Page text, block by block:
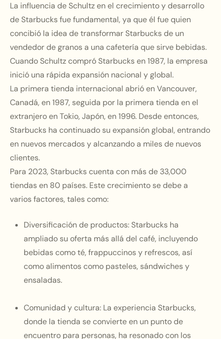
La influencia de Schultz en el crecimiento y desarrollo
de Starbucks fue fundamental, ya que él fue quien
concibió la idea de transformar Starbucks de un
vendedor de granos a una cafetería que sirve bebidas.
Cuando Schultz compró Starbucks en 1987, la empresa
inició una rápida expansión nacional y global.
La primera tienda internacional abrió en Vancouver,
Canadá, en 1987, seguida por la primera tienda en el
extranjero en Tokio, Japón, en 1996. Desde entonces,
Starbucks ha continuado su expansión global, entrando
en nuevos mercados y alcanzando a miles de nuevos
clientes.
Para 2023, Starbucks cuenta con más de 33,000
tiendas en 80 países. Este crecimiento se debe a
varios factores, tales como:
Diversificación de productos:Starbucks ha
ampliado su oferta más allá del café, incluyendo
bebidas como té, frappuccinos y refrescos, así
como alimentos como pasteles, sándwiches y
ensaladas.
Comunidad y cultura: La experiencia Starbucks,
donde la tienda se convierte en un punto de
encuentro para personas, ha resonado con los